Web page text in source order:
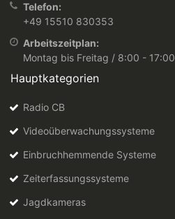
Telefon:
+49 15510 830353
Arbeitszeitplan:
Montag bis Freitag / 8:00 - 17:00
Hauptkategorien
Radio CB
Videoüberwachungssysteme
Einbruchhemmende Systeme
Zeiterfassungssysteme
Jagdkameras